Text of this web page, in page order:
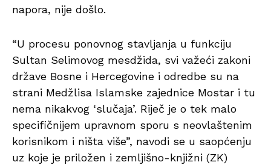
napora, nije došlo.
“U procesu ponovnog stavljanja u funkciju
Sultan Selimovog mesdžida, svi važeći zakoni
države Bosne i Hercegovine i odredbe su na
strani Medžlisa Islamske zajednice Mostar i tu
nema nikakvog ‘slučaja’. Riječ je o tek malo
specifičnijem upravnom sporu s neovlaštenim
korisnikom i ništa više”, navodi se u saopćenju
uz koje je priložen i zemljišno-knjižni (ZK)